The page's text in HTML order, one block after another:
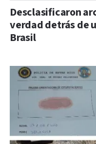
Desclasificaron
verdad detrás de
Brasil